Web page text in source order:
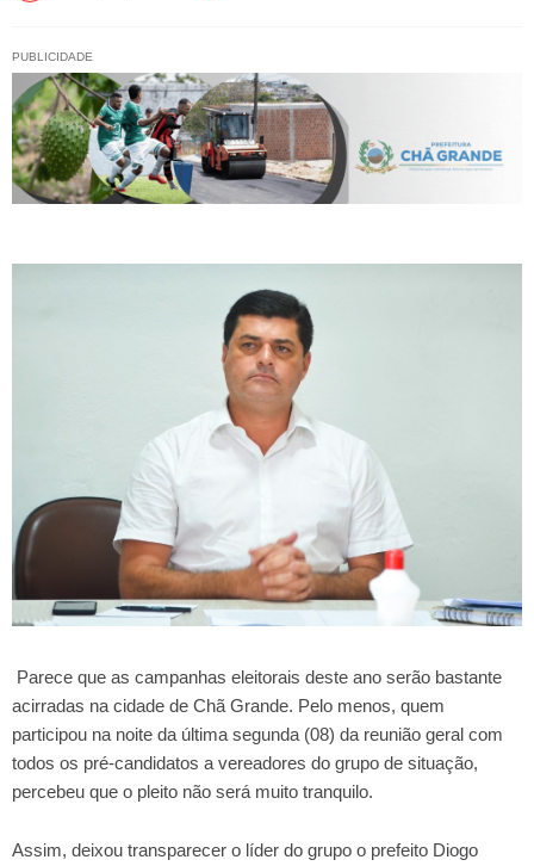
PUBLICIDADE
Parece que as campanhas eleitorais deste ano serão bastante
acirradas na cidade de Chã Grande. Pelo menos, quem
participou na noite da última segunda (08) da reunião geral com
todos os pré-candidatos a vereadores do grupo de situação,
percebeu que o pleito não será muito tranquilo.
Assim, deixou transparecer o líder do grupo o prefeito Diogo